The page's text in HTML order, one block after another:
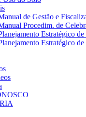
de Gestão e
Procedim. de
Estratégico
Estratégico